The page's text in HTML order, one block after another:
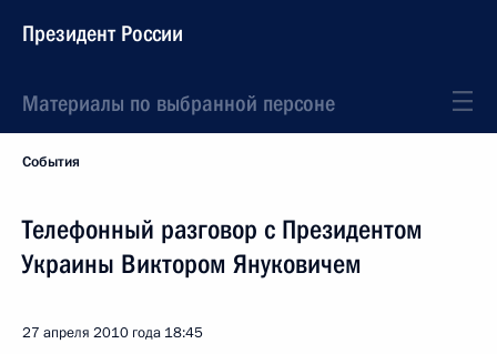
Президент России
Материалы по выбранной персоне
События
Телефонный разговор с Президентом
Украины Виктором Януковичем
27 апреля 2010 года 18:45